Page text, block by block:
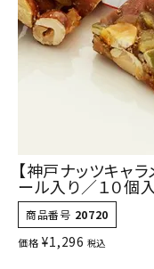
【神戸ナッツキャ
ール入り／１０個
商品番号 20720
価格 ¥1,296 税込